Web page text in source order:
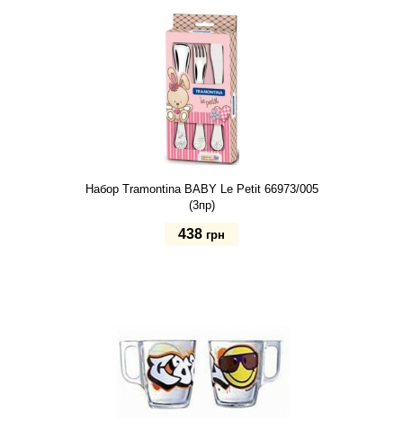
Набор Tramontina BABY Le Petit 66973/005
(3пр)
438 грн